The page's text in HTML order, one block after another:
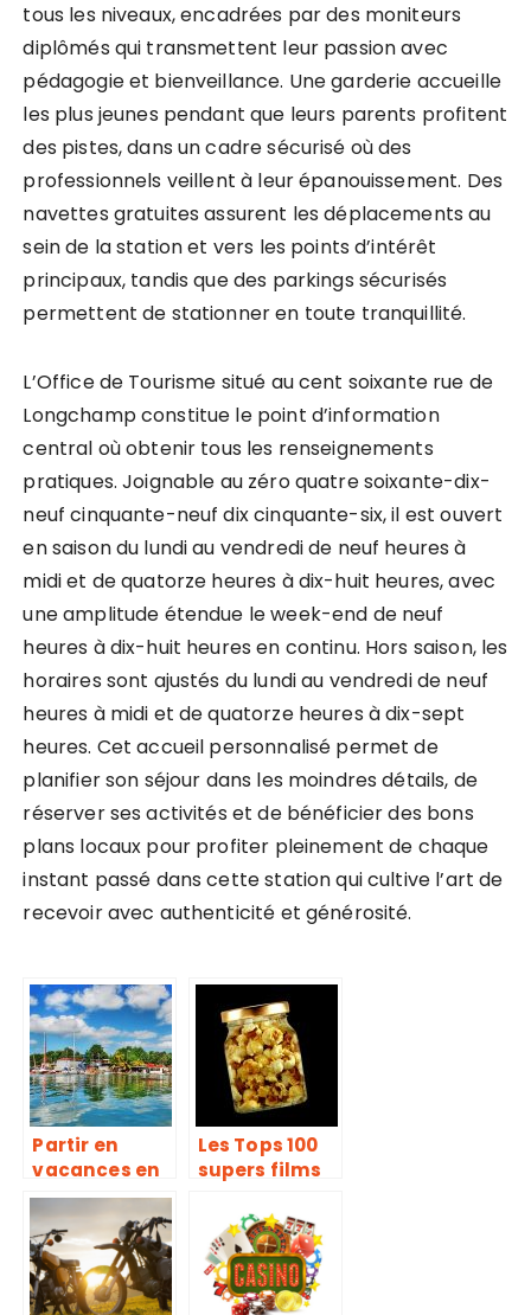
tous les niveaux, encadrées par des moniteurs
diplômés qui transmettent leur passion avec
pédagogie et bienveillance. Une garderie accueille
les plus jeunes pendant que leurs parents profitent
des pistes, dans un cadre sécurisé où des
professionnels veillent à leur épanouissement. Des
navettes gratuites assurent les déplacements au
sein de la station et vers les points d’intérêt
principaux, tandis que des parkings sécurisés
permettent de stationner en toute tranquillité.
L’Office de Tourisme situé au cent soixante rue de
Longchamp constitue le point d’information
central où obtenir tous les renseignements
pratiques. Joignable au zéro quatre soixante-dix-
neuf cinquante-neuf dix cinquante-six, il est ouvert
en saison du lundi au vendredi de neuf heures à
midi et de quatorze heures à dix-huit heures, avec
une amplitude étendue le week-end de neuf
heures à dix-huit heures en continu. Hors saison, les
horaires sont ajustés du lundi au vendredi de neuf
heures à midi et de quatorze heures à dix-sept
heures. Cet accueil personnalisé permet de
planifier son séjour dans les moindres détails, de
réserver ses activités et de bénéficier des bons
plans locaux pour profiter pleinement de chaque
instant passé dans cette station qui cultive l’art de
recevoir avec authenticité et générosité.
Partir en
vacances en
Guadeloupe,
comment
préparer son
voyage ?
Les Tops 100
supers films